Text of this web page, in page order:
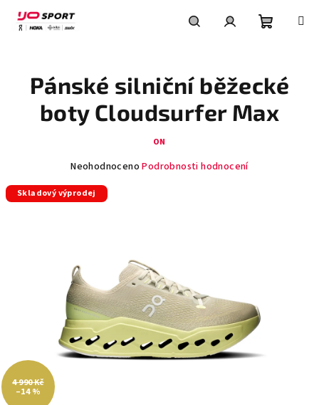
obsah
košík
Pánské silniční běžecké
boty Cloudsurfer Max
ON
Průměrné
produktu
hvězdiček.
Neohodnoceno Podrobnosti hodnocení
Skladový výprodej
4 990 Kč
–14 %